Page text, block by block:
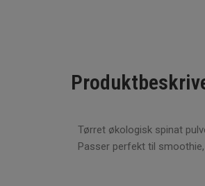
Tørret økologisk spinat
Passer perfekt til